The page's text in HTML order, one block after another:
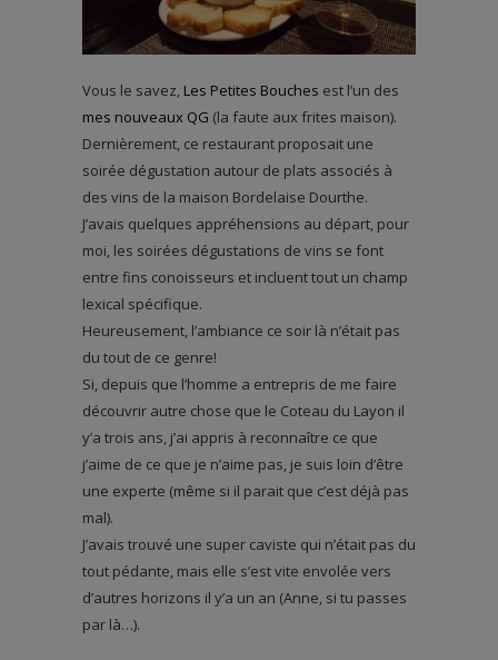
Vous le savez, Les Petites Bouches est l’un des
mes nouveaux QG (la faute aux frites maison).
Dernièrement, ce restaurant proposait une
soirée dégustation autour de plats associés à
des vins de la maison Bordelaise Dourthe.
J’avais quelques appréhensions au départ, pour
moi, les soirées dégustations de vins se font
entre fins conoisseurs et incluent tout un champ
lexical spécifique.
Heureusement, l’ambiance ce soir là n’était pas
du tout de ce genre!
Si, depuis que l’homme a entrepris de me faire
découvrir autre chose que le Coteau du Layon il
y’a trois ans, j’ai appris à reconnaître ce que
j’aime de ce que je n’aime pas, je suis loin d’être
une experte (même si il parait que c’est déjà pas
mal).
J’avais trouvé une super caviste qui n’était pas du
tout pédante, mais elle s’est vite envolée vers
d’autres horizons il y’a un an (Anne, si tu passes
par là…).